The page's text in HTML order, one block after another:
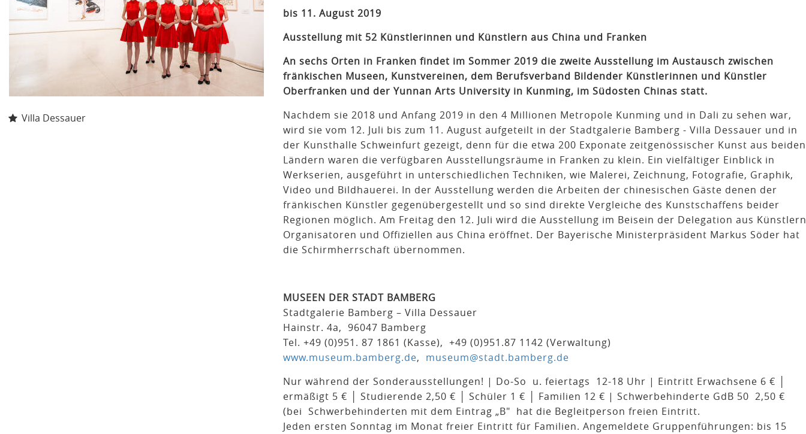
Villa Dessauer
bis 11. August 2019
Ausstellung mit 52 Künstlerinnen und Künstlern aus China und Franken
An sechs Orten in Franken findet im Sommer 2019 die zweite Ausstellung im Austausch zwischen
fränkischen Museen, Kunstvereinen, dem Berufsverband Bildender Künstlerinnen und Künstler
Oberfranken und der Yunnan Arts University in Kunming, im Südosten Chinas statt.
Nachdem sie 2018 und Anfang 2019 in den 4 Millionen Metropole Kunming und in Dali zu sehen war,
wird sie vom 12. Juli bis zum 11. August aufgeteilt in der Stadtgalerie Bamberg - Villa Dessauer und in
der Kunsthalle Schweinfurt gezeigt, denn für die etwa 200 Exponate zeitgenössischer Kunst aus beiden
Ländern waren die verfügbaren Ausstellungsräume in Franken zu klein. Ein vielfältiger Einblick in
Werkserien, ausgeführt in unterschiedlichen Techniken, wie Malerei, Zeichnung, Fotografie, Graphik,
Video und Bildhauerei. In der Ausstellung werden die Arbeiten der chinesischen Gäste denen der
fränkischen Künstler gegenübergestellt und so sind direkte Vergleiche des Kunstschaffens beider
Regionen möglich. Am Freitag den 12. Juli wird die Ausstellung im Beisein der Delegation aus
Organisatoren und Offiziellen aus China eröffnet. Der Bayerische Ministerpräsident Markus Söder hat
die Schirmherrschaft übernommen.
MUSEEN DER STADT BAMBERG
Stadtgalerie Bamberg – Villa Dessauer
Hainstr. 4a, 96047 Bamberg
Tel. +49 (0)951. 87 1861 (Kasse), +49 (0)951.87 1142 (Verwaltung)
www.museum.bamberg.de, museum@stadt.bamberg.de
Nur während der Sonderausstellungen! | Do-So u. feiertags 12-18 Uhr | Eintritt Erwachsene 6 € │
ermäßigt 5 € │ Studierende 2,50 € │ Schüler 1 € │ Familien 12 € | Schwerbehinderte GdB 50 2,50 €
(bei Schwerbehinderten mit dem Eintrag „B" hat die Begleitperson freien Eintritt.
Jeden ersten Sonntag im Monat freier Eintritt für Familien. Angemeldete Gruppenführungen: bis 15